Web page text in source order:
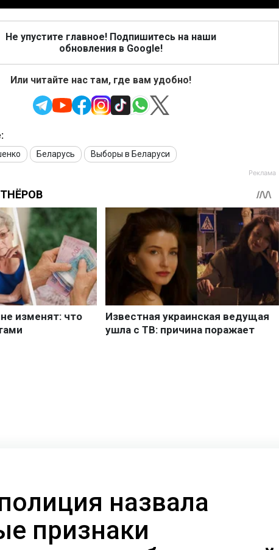
Не упустите главное! Подпишитесь на наши
обновления в Google!
Или читайте нас там, где вам удобно!
Беларусь Выборы в Беларуси
назвала
признаки